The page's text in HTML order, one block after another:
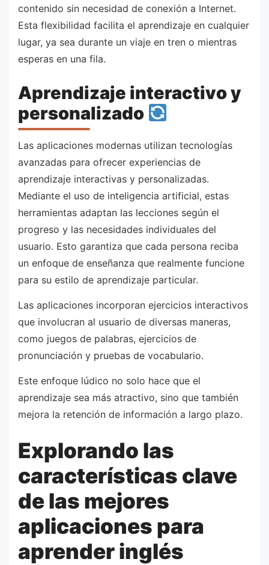
contenido sin necesidad de conexión a Internet.
Esta flexibilidad facilita el aprendizaje en cualquier
lugar, ya sea durante un viaje en tren o mientras
esperas en una fila.
Aprendizaje interactivo y
personalizado
Las aplicaciones modernas utilizan tecnologías
avanzadas para ofrecer experiencias de
aprendizaje interactivas y personalizadas.
Mediante el uso de inteligencia artificial, estas
herramientas adaptan las lecciones según el
progreso y las necesidades individuales del
usuario. Esto garantiza que cada persona reciba
un enfoque de enseñanza que realmente funcione
para su estilo de aprendizaje particular.
Las aplicaciones incorporan ejercicios interactivos
que involucran al usuario de diversas maneras,
como juegos de palabras, ejercicios de
pronunciación y pruebas de vocabulario.
Este enfoque lúdico no solo hace que el
aprendizaje sea más atractivo, sino que también
mejora la retención de información a largo plazo.
Explorando las
características clave
de las mejores
aplicaciones para
aprender inglés